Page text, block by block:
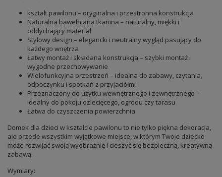
kształt pawilonu – oryginalna i przestronna konstrukcja
Naturalna bawełniana tkanina – naturalny, miękki i
oddychający materiał
Stylowy design – elegancki i neutralny wygląd pasujący do
każdego wnętrza
Łatwy montaż i składana konstrukcja – szybki montaż i
wygodne przechowywanie
Wielofunkcyjna przestrzeń – idealna do zabawy, czytania,
odpoczynku i spotkań z przyjaciółmi
Przeznaczony do użytku wewnętrznego i zewnętrznego –
idealny do pokoju dziecięcego, ogrodu czy tarasu
Łatwa do czyszczenia powierzchnia
Domek dla dzieci w kształcie pawilonu to nie tylko piękna dekoracja,
ale przede wszystkim wyjątkowe miejsce, w którym Twoje dziecko
może rozwijać swoją wyobraźnię i cieszyć się bezpieczną, kreatywną
zabawą.
Wymiary: